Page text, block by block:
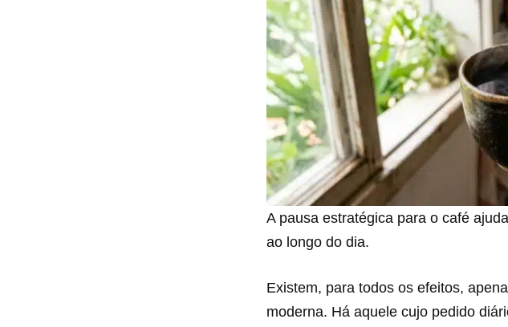
A pausa estratégica para o café
ao longo do dia.
Existem, para todos os efeitos,
moderna. Há aquele cujo pedido